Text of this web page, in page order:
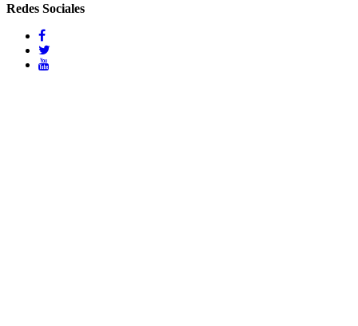
Redes Sociales